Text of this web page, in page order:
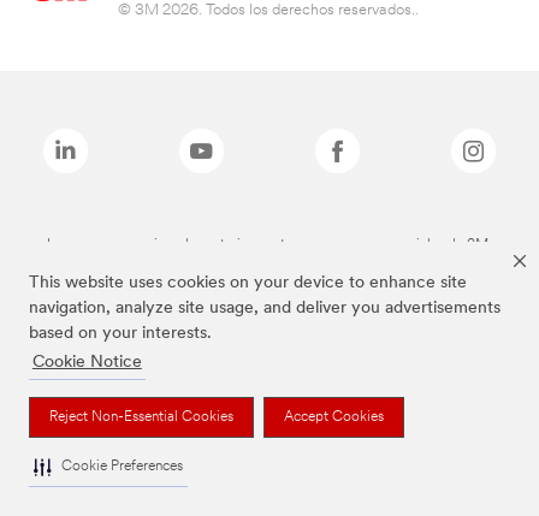
This website uses cookies on your device to enhance site
navigation, analyze site usage, and deliver you advertisements
based on your interests.
Cookie Notice
Reject Non-Essential Cookies Accept Cookies
Cookie Preferences
© 3M 2026. Todos los derechos reservados..
Las marcas mencionadas anteriormente son marcas comerciales de 3M.